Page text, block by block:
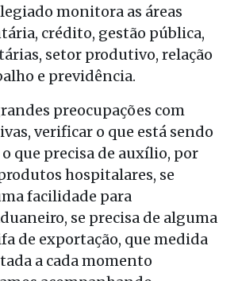
monitora as áreas
crédito, gestão pública,
setor produtivo, relação
e previdência.
preocupações com
verificar o que está sendo
que precisa de auxílio, por
hospitalares, se
facilidade para
se precisa de alguma
de exportação, que medida
a cada momento